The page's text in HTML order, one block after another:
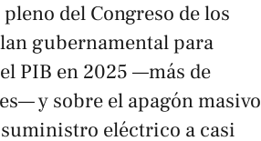
del Congreso de los
gubernamental para
PIB en 2025 —más de
y sobre el apagón masivo
eléctrico a casi